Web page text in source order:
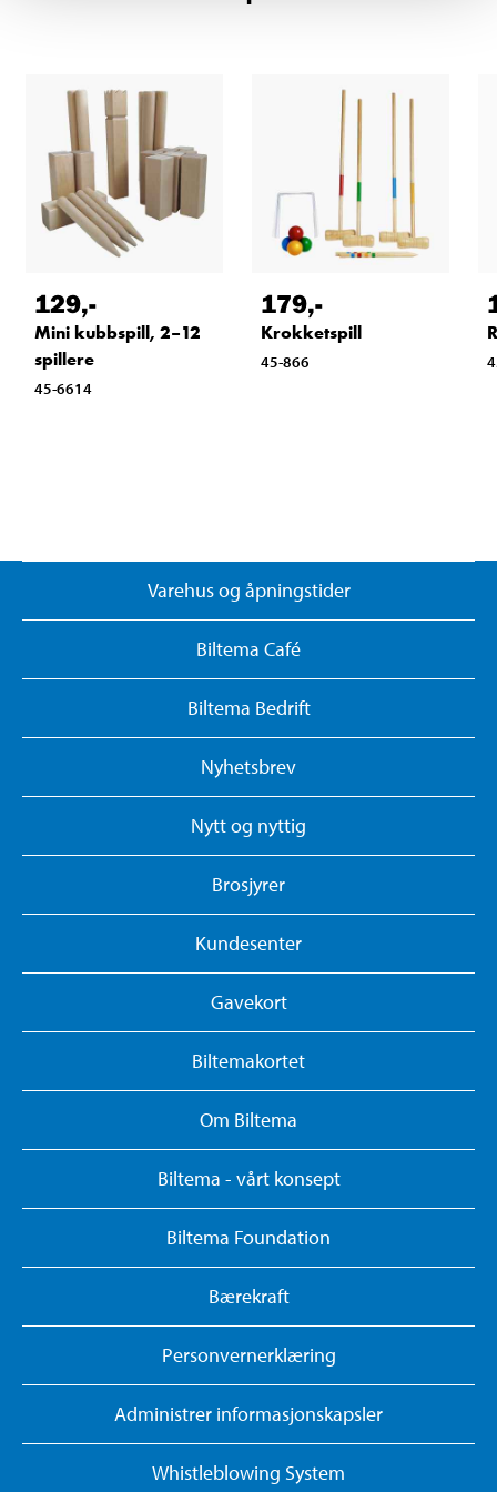
129,-
Mini kubbspill, 2–12
spillere
45-6614
179,-
Krokketspill
45-866
Varehus og åpningstider
Biltema Café
Biltema Bedrift
Nyhetsbrev
Nytt og nyttig
Brosjyrer
Kundesenter
Gavekort
Biltemakortet
Om Biltema
Biltema - vårt konsept
Biltema Foundation
Bærekraft
Personvernerklæring
Administrer informasjonskapsler
Whistleblowing System